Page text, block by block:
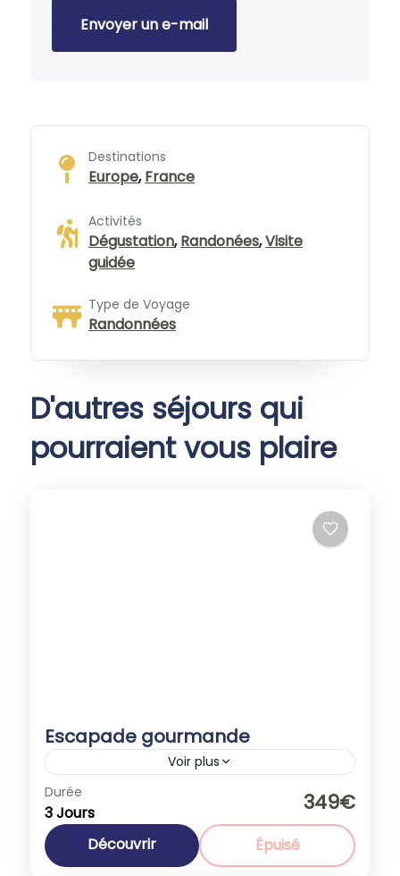
Envoyer un e-mail
Destinations
Europe,France
Activités
Dégustation,Randonées,Visite
guidée
Type de Voyage
Randonnées
D'autres séjours qui
pourraient vous plaire
Escapade gourmande
Voir plus
Europe
1-40 People
Durée
3 Jours 349€
Découvrir Épuisé